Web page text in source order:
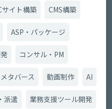
サイト構築 CMS構築
ASP・パッケージ
コンサル・PM
タバース 動画制作 AI
派遣 業務支援ツール開発